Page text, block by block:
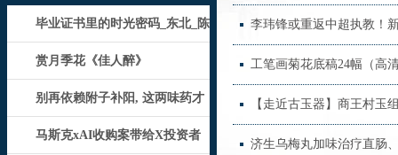
毕业证书里的时光密码_东北_陈
尔修_长春
赏月季花《佳人醉》
别再依赖附子补阳, 这两味药才
是 “阳气救星”!
马斯克xAI收购案带给X投资者
李玮锋或重返中超执教！
工笔画菊花底稿24幅（高
【走近古玉器】商王村玉
济生乌梅丸加味治疗直肠